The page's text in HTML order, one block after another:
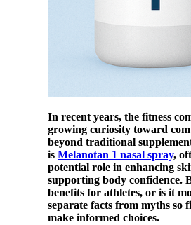
In recent years, the fitness
growing curiosity toward
beyond traditional
is Melanotan 1 nasal spray,
potential role in enhancing
supporting body confidence.
benefits for athletes, or is it
separate facts from myths so
make informed choices.